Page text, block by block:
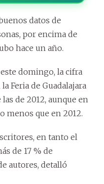
datos de
por encima de
hace un año.
domingo, la cifra
Feria de Guadalajara
las de 2012, aunque en
menos que en 2012.
en tanto el
de 17 % de
autores, detalló